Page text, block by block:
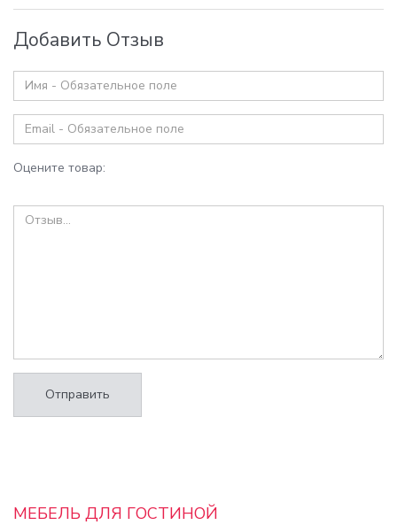
Добавить Отзыв
Оцените товар:
Отправить
МЕБЕЛЬ ДЛЯ ГОСТИНОЙ